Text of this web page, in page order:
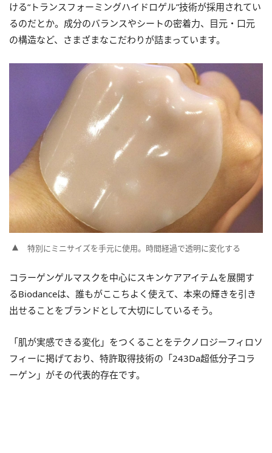
ける“トランスフォーミングハイドロゲル”技術が採用されてい
るのだとか。成分のバランスやシートの密着力、目元・口元
の構造など、さまざまなこだわりが詰まっています。
特別にミニサイズを手元に使用。時間経過で透明に変化する
コラーゲンゲルマスクを中心にスキンケアアイテムを展開す
るBiodanceは、誰もがここちよく使えて、本来の輝きを引き
出せることをブランドとして大切にしているそう。
「肌が実感できる変化」をつくることをテクノロジーフィロソ
フィーに掲げており、特許取得技術の「243Da超低分子コラ
ーゲン」がその代表的存在です。